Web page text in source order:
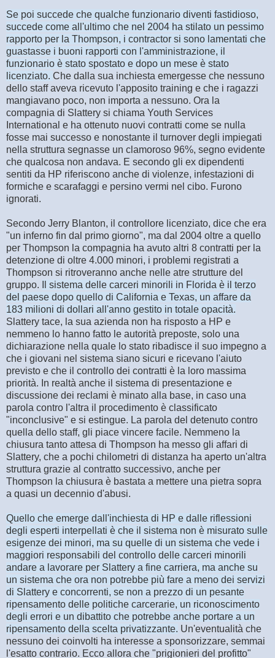
Se poi succede che qualche funzionario diventi fastidioso,
succede come all'ultimo che nel 2004 ha stilato un pessimo
rapporto per la Thompson, i contractor si sono lamentati che
guastasse i buoni rapporti con l'amministrazione, il
funzionario è stato spostato e dopo un mese è stato
licenziato. Che dalla sua inchiesta emergesse che nessuno
dello staff aveva ricevuto l'apposito training e che i ragazzi
mangiavano poco, non importa a nessuno. Ora la
compagnia di Slattery si chiama Youth Services
International e ha ottenuto nuovi contratti come se nulla
fosse mai successo e nonostante il turnover degli impiegati
nella struttura segnasse un clamoroso 96%, segno evidente
che qualcosa non andava. E secondo gli ex dipendenti
sentiti da HP riferiscono anche di violenze, infestazioni di
formiche e scarafaggi e persino vermi nel cibo. Furono
ignorati.
Secondo Jerry Blanton, il controllore licenziato, dice che era
"un inferno fin dal primo giorno", ma dal 2004 oltre a quello
per Thompson la compagnia ha avuto altri 8 contratti per la
detenzione di oltre 4.000 minori, i problemi registrati a
Thompson si ritroveranno anche nelle atre strutture del
gruppo.
Il sistema delle carceri minorili in Florida è il terzo
del paese dopo quello di California e Texas, un affare da
183 milioni di dollari all'anno gestito in totale opacità.
Slattery tace, la sua azienda non ha risposto a HP e
nemmeno lo hanno fatto le autorità preposte, solo una
dichiarazione nella quale lo stato ribadisce il suo impegno a
che i giovani nel sistema siano sicuri e ricevano l'aiuto
previsto e che il controllo dei contratti è la loro massima
priorità. In realtà anche il sistema di presentazione e
discussione dei reclami è minato alla base, in caso una
parola contro l'altra il procedimento è classificato
"inconclusive" e si estingue. La parola del detenuto contro
quella dello staff, gli piace vincere facile. Nemmeno la
chiusura tanto attesa di Thompson ha messo gli affari di
Slattery, che a pochi chilometri di distanza ha aperto un'altra
struttura grazie al contratto successivo, anche per
Thompson la chiusura è bastata a mettere una pietra sopra
a quasi un decennio d'abusi.
Quello che emerge dall'inchiesta di HP e dalle riflessioni
degli esperti interpellati è che il sistema non è misurato sulle
esigenze dei minori, ma su quelle di un sistema che vede i
maggiori responsabili del controllo delle carceri minorili
andare a lavorare per Slattery a fine carriera, ma anche su
un sistema che ora non potrebbe più fare a meno dei servizi
di Slattery e concorrenti, se non a prezzo di un pesante
ripensamento delle politiche carcerarie, un riconoscimento
degli errori e un dibattito che potrebbe anche portare a un
ripensamento della scelta privatizzante. Un'eventualità che
nessuno dei coinvolti ha interesse a sponsorizzare, semmai
l'esatto contrario. Ecco allora che "prigionieri del profitto"